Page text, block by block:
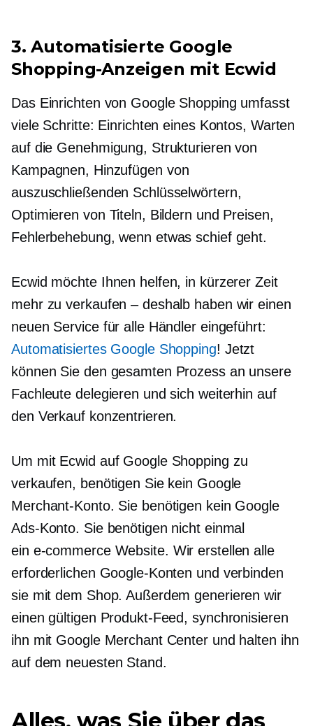
3. Automatisierte Google
Shopping-Anzeigen mit Ecwid
Das Einrichten von Google Shopping umfasst
viele Schritte: Einrichten eines Kontos, Warten
auf die Genehmigung, Strukturieren von
Kampagnen, Hinzufügen von
auszuschließenden Schlüsselwörtern,
Optimieren von Titeln, Bildern und Preisen,
Fehlerbehebung, wenn etwas schief geht.
Ecwid möchte Ihnen helfen, in kürzerer Zeit
mehr zu verkaufen – deshalb haben wir einen
neuen Service für alle Händler eingeführt:
Automatisiertes Google Shopping! Jetzt
können Sie den gesamten Prozess an unsere
Fachleute delegieren und sich weiterhin auf
den Verkauf konzentrieren.
Um mit Ecwid auf Google Shopping zu
verkaufen, benötigen Sie kein Google
Merchant-Konto. Sie benötigen kein Google
Ads-Konto. Sie benötigen nicht einmal
ein e-commerceWebsite. Wir erstellen alle
erforderlichen Google-Konten und verbinden
sie mit dem Shop. Außerdem generieren wir
einen gültigen Produkt-Feed, synchronisieren
ihn mit Google Merchant Center und halten ihn
auf dem neuesten Stand.